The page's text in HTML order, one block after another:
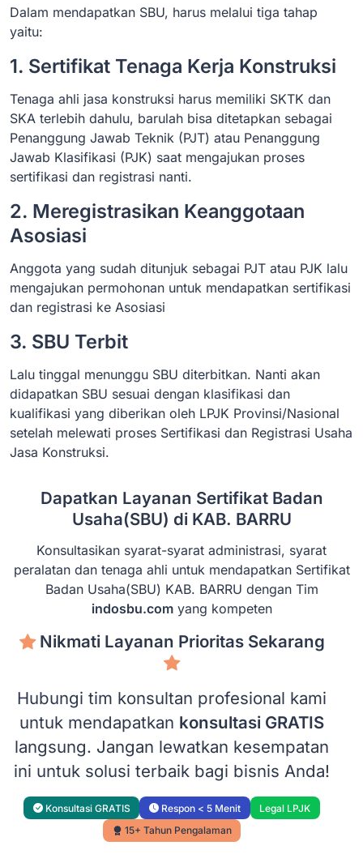
Dalam mendapatkan SBU, harus melalui tiga tahap
yaitu:
1. Sertifikat Tenaga Kerja Konstruksi
Tenaga ahli jasa konstruksi harus memiliki SKTK dan
SKA terlebih dahulu, barulah bisa ditetapkan sebagai
Penanggung Jawab Teknik (PJT) atau Penanggung
Jawab Klasifikasi (PJK) saat mengajukan proses
sertifikasi dan registrasi nanti.
2. Meregistrasikan Keanggotaan
Asosiasi
Anggota yang sudah ditunjuk sebagai PJT atau PJK lalu
mengajukan permohonan untuk mendapatkan sertifikasi
dan registrasi ke Asosiasi
3. SBU Terbit
Lalu tinggal menunggu SBU diterbitkan. Nanti akan
didapatkan SBU sesuai dengan klasifikasi dan
kualifikasi yang diberikan oleh LPJK Provinsi/Nasional
setelah melewati proses Sertifikasi dan Registrasi Usaha
Jasa Konstruksi.
Dapatkan Layanan Sertifikat Badan
Usaha(SBU) di KAB. BARRU
Konsultasikan syarat-syarat administrasi, syarat
peralatan dan tenaga ahli untuk mendapatkan Sertifikat
Badan Usaha(SBU) KAB. BARRU dengan Tim
indosbu.comyang kompeten
Nikmati Layanan Prioritas Sekarang
Hubungi tim konsultan profesional kami
untuk mendapatkan konsultasi GRATIS
langsung. Jangan lewatkan kesempatan
ini untuk solusi terbaik bagi bisnis Anda!
Konsultasi GRATIS Respon < 5 Menit
Legal LPJK
15+ Tahun Pengalaman